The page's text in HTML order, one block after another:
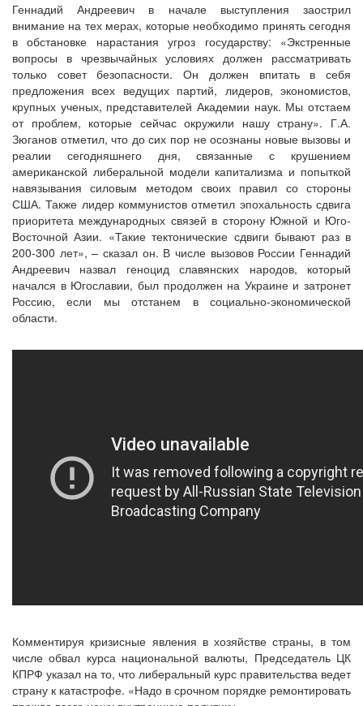
Геннадий Андреевич в начале выступления заострил
внимание на тех мерах, которые необходимо принять сегодня
в обстановке нарастания угроз государству: «Экстренные
вопросы в чрезвычайных условиях должен рассматривать
только совет безопасности. Он должен впитать в себя
предложения всех ведущих партий, лидеров, экономистов,
крупных ученых, представителей Академии наук. Мы отстаем
от проблем, которые сейчас окружили нашу страну». Г.А.
Зюганов отметил, что до сих пор не осознаны новые вызовы и
реалии сегодняшнего дня, связанные с крушением
американской либеральной модели капитализма и попыткой
навязывания силовым методом своих правил со стороны
США. Также лидер коммунистов отметил эпохальность сдвига
приоритета международных связей в сторону Южной и Юго-
Восточной Азии. «Такие тектонические сдвиги бывают раз в
200-300 лет», – сказал он. В числе вызовов России Геннадий
Андреевич назвал геноцид славянских народов, который
начался в Югославии, был продолжен на Украине и затронет
Россию, если мы отстанем в социально-экономической
области.
Комментируя кризисные явления в хозяйстве страны, в том
числе обвал курса национальной валюты, Председатель ЦК
КПРФ указал на то, что либеральный курс правительства ведет
страну к катастрофе. «Надо в срочном порядке ремонтировать